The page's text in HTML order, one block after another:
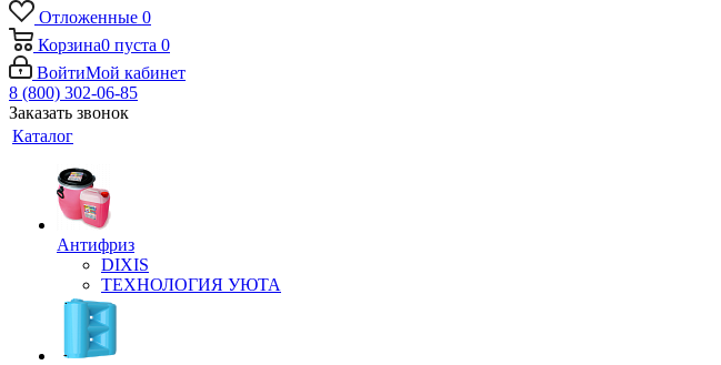
Отложенные 0
Корзина0 пуста 0
ВойтиМой кабинет
8 (800) 302-06-85
Заказать звонок
Каталог
Антифриз
DIXIS
ТЕХНОЛОГИЯ УЮТА